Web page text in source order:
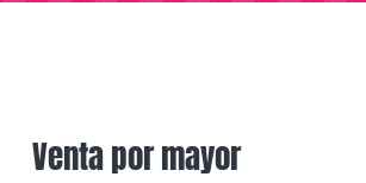
Venta por mayor